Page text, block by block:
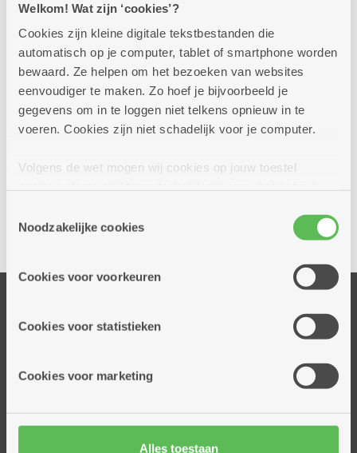
Welkom! Wat zijn ‘cookies’?
Cookies zijn kleine digitale tekstbestanden die
automatisch op je computer, tablet of smartphone worden
bewaard. Ze helpen om het bezoeken van websites
eenvoudiger te maken. Zo hoef je bijvoorbeeld je
gegevens om in te loggen niet telkens opnieuw in te
voeren. Cookies zijn niet schadelijk voor je computer.
Volgens de wet mogen wij cookies op jouw toestel
cookies hebben we jouw toestemming nodig. Sommige
cookies worden geplaatst door derde partijen die een
informatie over jouw (geanonimiseerd) gebruik van onze
partners kunnen deze gegevens combineren met andere
Noodzakelijke cookies
Cookies voor voorkeuren
Cookies voor statistieken
Cookies voor marketing
Alles toestaan
Ja, ik wil een afspraak bij dit dienstencentrum
Thuisdiensten
Assistentiewoningen
Mijn Zorgbedrijf